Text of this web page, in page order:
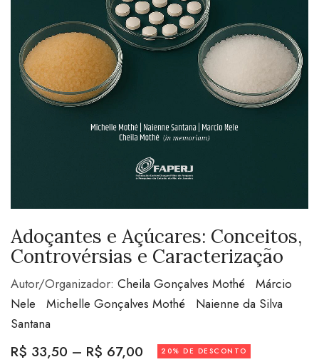
Adoçantes e Açúcares: Conceitos,
Controvérsias e Caracterização
Autor/Organizador: Cheila Gonçalves Mothé
Márcio
Nele
Michelle Gonçalves Mothé
Naienne da Silva
Santana
R$ 33,50 – R$ 67,00 20% DE DESCONTO